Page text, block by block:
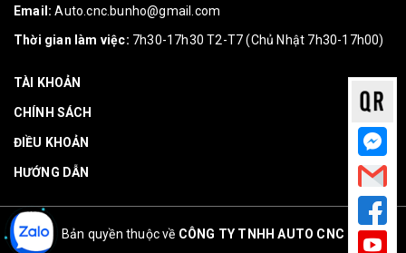
Email: Auto.cnc.bunho@gmail.com
Thời gian làm việc: 7h30-17h30 T2-T7 (Chủ Nhật 7h30-17h00)
TÀI KHOẢN
CHÍNH SÁCH
ĐIỀU KHOẢN
HƯỚNG DẪN
Bản quyền thuộc về CÔNG TY TNHH AUTO CNC